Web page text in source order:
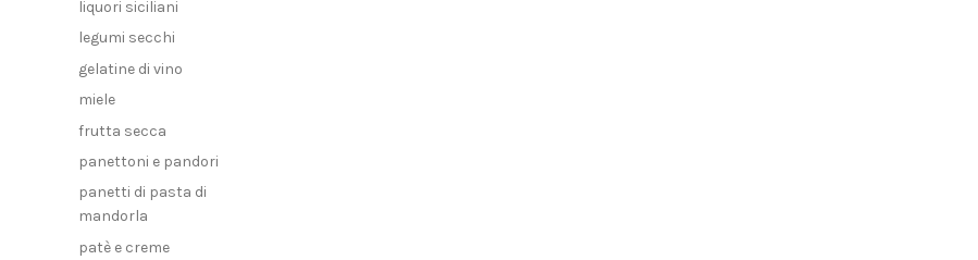
liquori siciliani
legumi secchi
gelatine di vino
miele
frutta secca
panettoni e pandori
panetti di pasta di
mandorla
patè e creme